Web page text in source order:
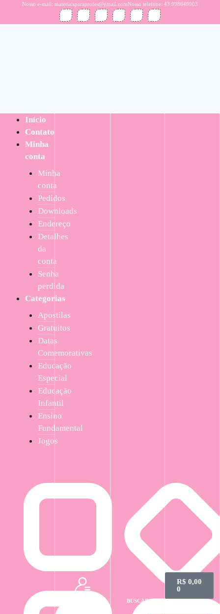
Nosso e-mail: materiaisparaprofes@gmail.comNosso telefone: 43 998649903
Início
Contato
Minha
conta
Minha
conta
Pedidos
Downloads
Endereço
Detalhes
da
conta
Senha
perdida
Categorias
Apostilas
Gratuitos
Datas
Comemorativas
Educação
Especial
Educação
Infantil
Ensino
Fundamental
Jogos
BUSCAR
R$ 0,00
0
CARRINHO